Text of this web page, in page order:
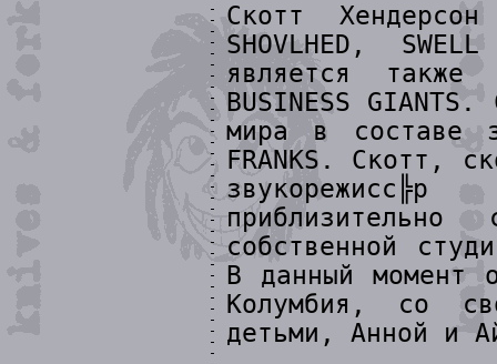
Скотт
SHOVLHED,
является также
BUSINESS
мира в составе
FRANKS. Скотт,
собственной
В данный момент
Колумбия, со
детьми, Анной и